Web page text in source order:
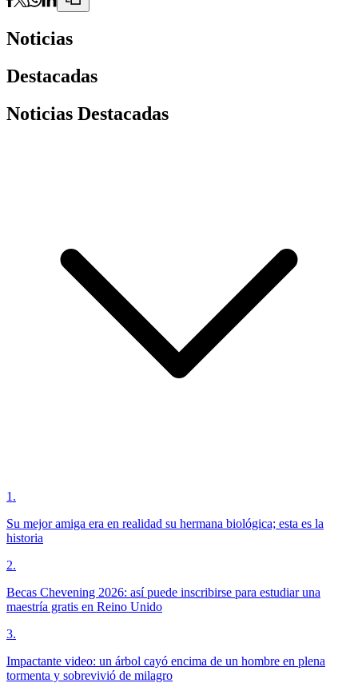
Noticias
Destacadas
Noticias Destacadas
1 .
Su mejor amiga era en realidad su hermana biológica; esta es la
historia
2.
Becas Chevening 2026: así puede inscribirse para estudiar una
maestría gratis en Reino Unido
3.
Impactante video: un árbol cayó encima de un hombre en plena
tormenta y sobrevivió de milagro